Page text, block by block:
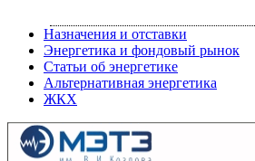
Назначения и отставки
Энергетика и фондовый рынок
Статьи об энергетике
Альтернативная энергетика
ЖКХ